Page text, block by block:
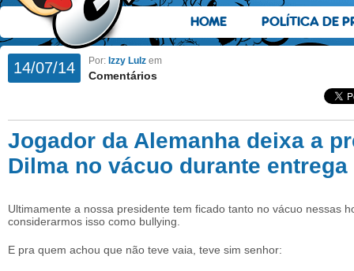
HOME POLÍTICA DE
14/07/14 Por: Izzy Lulz em
Comentários
Jogador da Alemanha deixa a
Dilma no vácuo durante entrega
Ultimamente a nossa presidente tem ficado tanto no vácuo nessas
considerarmos isso como bullying.
E pra quem achou que não teve vaia, teve sim senhor: